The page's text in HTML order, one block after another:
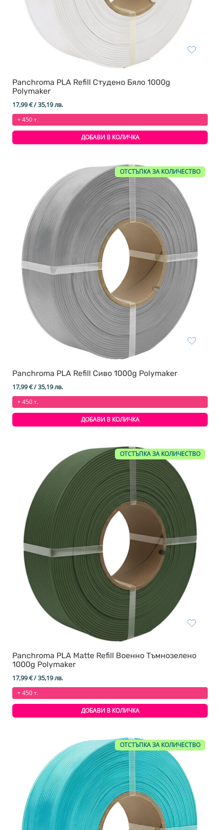
Panchroma PLA Refill Студено Бяло 1000g
Polymaker
17,99€/ 35,19 лв.
+ 450 т.
ДОБАВИ В КОЛИЧКА
ОТСТЪПКА ЗА КОЛИЧЕСТВО
Panchroma PLA Refill Сиво 1000g Polymaker
17,99€/ 35,19 лв.
+ 450 т.
ДОБАВИ В КОЛИЧКА
ОТСТЪПКА ЗА КОЛИЧЕСТВО
Panchroma PLA Matte Refill Военно Тъмнозелено
1000g Polymaker
17,99€/ 35,19 лв.
+ 450 т.
ДОБАВИ В КОЛИЧКА
ОТСТЪПКА ЗА КОЛИЧЕСТВО